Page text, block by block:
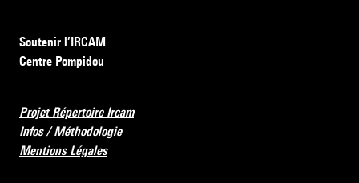
Soutenir l’IRCAM
Centre Pompidou
Projet Répertoire Ircam
Infos / Méthodologie
Mentions Légales